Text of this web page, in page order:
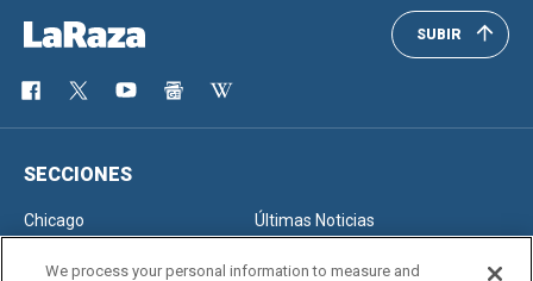
SUBIR
SECCIONES
Chicago
Últimas Noticias
We process your personal information to measure and